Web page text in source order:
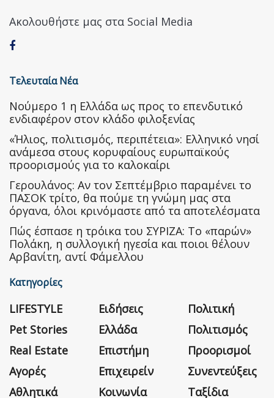
Ακολουθήστε μας στα Social Media
Τελευταία Νέα
Nούμερο 1 η Ελλάδα ως προς το επενδυτικό
ενδιαφέρον στον κλάδο φιλοξενίας
«Ήλιος, πολιτισμός, περιπέτεια»: Ελληνικό νησί
ανάμεσα στους κορυφαίους ευρωπαϊκούς
προορισμούς για το καλοκαίρι
Γερουλάνος: Αν τον Σεπτέμβριο παραμένει το
ΠΑΣΟΚ τρίτο, θα πούμε τη γνώμη μας στα
όργανα, όλοι κρινόμαστε από τα αποτελέσματα
Πώς έσπασε η τρόικα του ΣΥΡΙΖΑ: Το «παρών»
Πολάκη, η συλλογική ηγεσία και ποιοι θέλουν
Αρβανίτη, αντί Φάμελλου
Κατηγορίες
LIFESTYLE
Pet Stories
Real Estate
Αγορές
Αθλητικά
Ειδήσεις
Ελλάδα
Επιστήμη
Επιχειρείν
Κοινωνία
Πολιτική
Πολιτισμός
Προορισμοί
Συνεντεύξεις
Ταξίδια